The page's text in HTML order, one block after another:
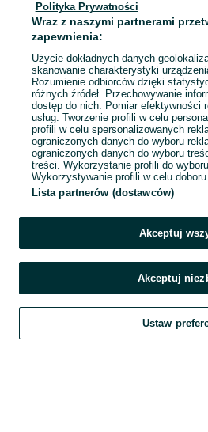
Mapa miejscowości
Mapa ministron
Popularne wyszukiwania
Szukaj Obserwujesz Dodaj
Polityka Prywatności
Wraz z naszymi partnerami
zapewnienia:
Użycie dokładnych danych
skanowanie charakterystyki
Rozumienie odbiorców dzięki
różnych źródeł. Przechowywanie
dostęp do nich. Pomiar efektywności
usług. Tworzenie profili w celu
profili w celu spersonalizowanych
ograniczonych danych do wyboru
ograniczonych danych do wyboru
treści. Wykorzystanie profili do
Wykorzystywanie profili w celu
Lista partnerów (dostawców)
Akceptuj
Akceptuj
Ustaw